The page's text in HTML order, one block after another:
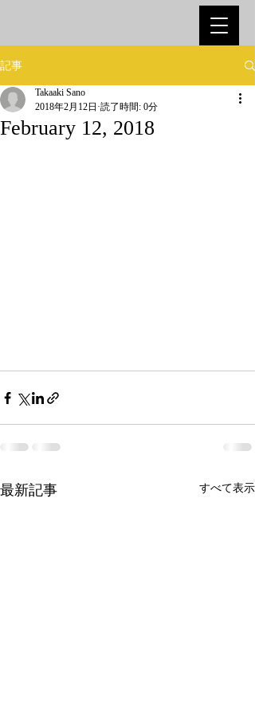
記事
February 12, 2018
Takaaki Sano
2018年2月12日 読了時間: 0分
最新記事 すべて表示